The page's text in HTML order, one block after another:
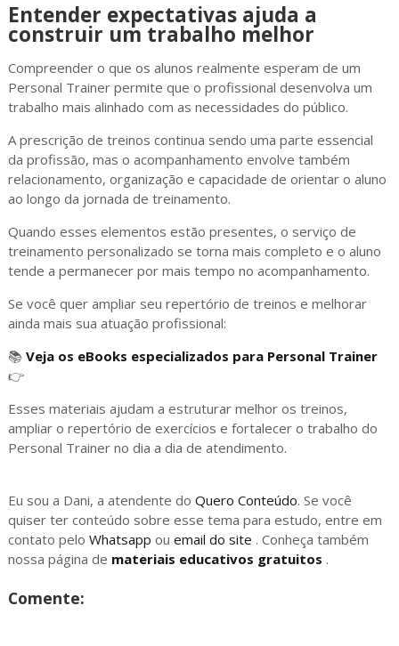
Entender expectativas ajuda a
construir um trabalho melhor
Compreender o que os alunos realmente esperam de um
Personal Trainer permite que o profissional desenvolva um
trabalho mais alinhado com as necessidades do público.
A prescrição de treinos continua sendo uma parte essencial
da profissão, mas o acompanhamento envolve também
relacionamento, organização e capacidade de orientar o aluno
ao longo da jornada de treinamento.
Quando esses elementos estão presentes, o serviço de
treinamento personalizado se torna mais completo e o aluno
tende a permanecer por mais tempo no acompanhamento.
Se você quer ampliar seu repertório de treinos e melhorar
ainda mais sua atuação profissional:
📚 Veja os eBooks especializados para Personal Trainer
👉
Esses materiais ajudam a estruturar melhor os treinos,
ampliar o repertório de exercícios e fortalecer o trabalho do
Personal Trainer no dia a dia de atendimento.
Eu sou a Dani, a atendente do Quero Conteúdo. Se você
quiser ter conteúdo sobre esse tema para estudo, entre em
contato pelo Whatsapp ou email do site . Conheça também
nossa página de materiais educativos gratuitos .
Comente: